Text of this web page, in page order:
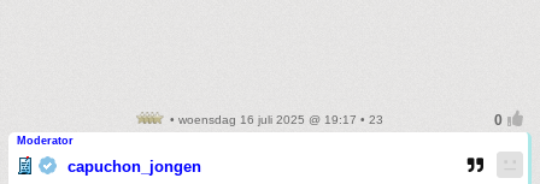
• woensdag 16 juli 2025 @ 19:17 • 23
Moderator
capuchon_jongen